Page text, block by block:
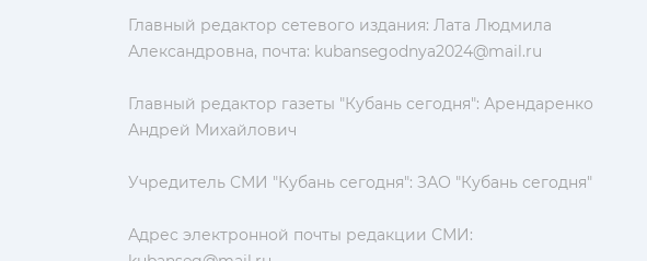
Главный редактор сетевого издания: Лата Людмила
Александровна, почта: kubansegodnya2024@mail.ru
Главный редактор газеты "Кубань сегодня": Арендаренко
Андрей Михайлович
Учредитель СМИ "Кубань сегодня": ЗАО "Кубань сегодня"
Адрес электронной почты редакции СМИ: